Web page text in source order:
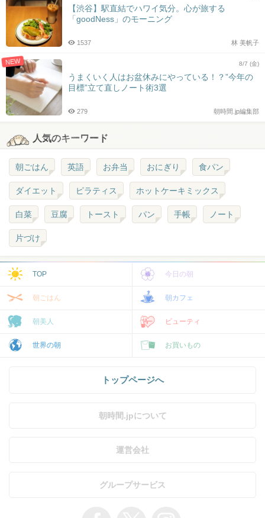
【渋谷】駅直結でハワイ気分。心が旅する
「goodNess」のモーニング
林 美帆子
1537
NEW 8/7 (金)
うまくいく人はお盆休みにやっている！？”今年の
目標”立て直しノート術3選
朝時間.jp編集部
279
人気のキーワード
朝ごはん 英語 お弁当 おにぎり 食パン
ダイエット ピラティス ホットケーキミックス
白菜 豆腐 トースト パン 手帳 ノート
片づけ
TOP 今日の朝
朝ごはん 朝カフェ
朝美人 ビューティ
世界の朝 お買いもの
トップページへ
朝時間.jpについて
運営会社
グループサービス